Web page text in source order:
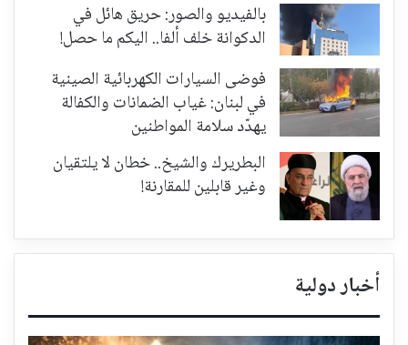
بالفيديو والصور: حريق هائل في
الدكوانة خلف ألفا.. اليكم ما حصل!
فوضى السيارات الكهربائية الصينية
في لبنان: غياب الضمانات والكفالة
يهدّد سلامة المواطنين
البطريرك والشيخ.. خطان لا يلتقيان
وغير قابلين للمقارنة!
أخبار دولية